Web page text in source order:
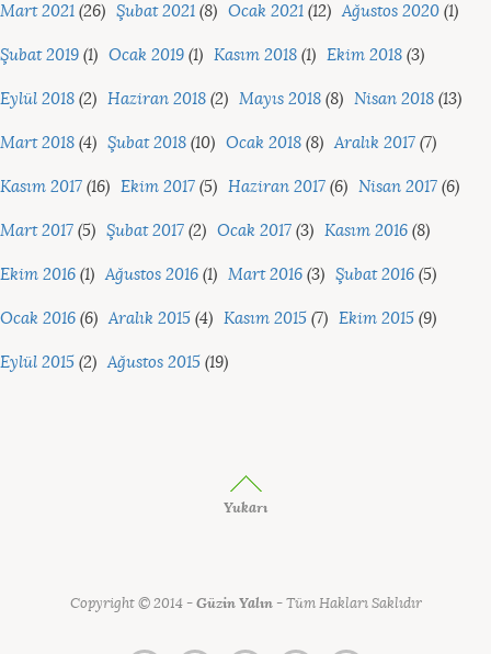
Mart 2021 (26) Şubat 2021 (8) Ocak 2021 (12) Ağustos 2020 (1)
Şubat 2019 (1) Ocak 2019 (1) Kasım 2018 (1) Ekim 2018 (3)
Eylül 2018 (2) Haziran 2018 (2) Mayıs 2018 (8) Nisan 2018 (13)
Mart 2018 (4) Şubat 2018 (10) Ocak 2018 (8) Aralık 2017 (7)
Kasım 2017 (16) Ekim 2017 (5) Haziran 2017 (6) Nisan 2017 (6)
Mart 2017 (5) Şubat 2017 (2) Ocak 2017 (3) Kasım 2016 (8)
Ekim 2016 (1) Ağustos 2016 (1) Mart 2016 (3) Şubat 2016 (5)
Ocak 2016 (6) Aralık 2015 (4) Kasım 2015 (7) Ekim 2015 (9)
Eylül 2015 (2) Ağustos 2015 (19)
Yukarı
Copyright © 2014 -Güzin Yalın- Tüm Hakları Saklıdır